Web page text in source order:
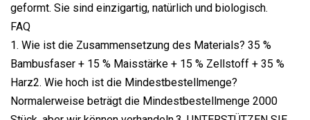
geformt. Sie sind einzigartig, natürlich und biologisch.
FAQ
1. Wie ist die Zusammensetzung des Materials? 35 %
Bambusfaser + 15 % Maisstärke + 15 % Zellstoff + 35 %
Harz2. Wie hoch ist die Mindestbestellmenge?
Normalerweise beträgt die Mindestbestellmenge 2000